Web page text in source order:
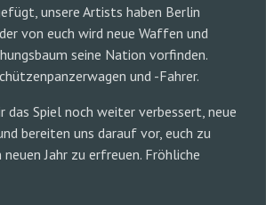
unsere Artists haben Berlin
von euch wird neue Waffen und
seine Nation vorfinden.
und -Fahrer.
das Spiel noch weiter verbessert, neue
bereiten uns darauf vor, euch zu
Jahr zu erfreuen. Fröhliche